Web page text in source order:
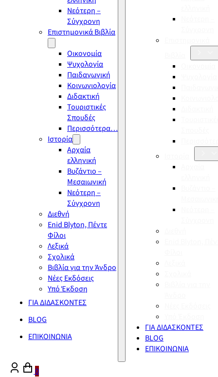
Νεότερη –
Σύγχρονη
Επιστημονικά Βιβλία
Οικονομία
Ψυχολογία
Παιδαγωγική
Κοινωνιολογία
Διδακτική
Τουριστικές
Σπουδές
Περισσότερα…
Ιστορία
Αρχαία
ελληνική
Βυζάντιο –
Μεσαιωνική
Νεότερη –
Σύγχρονη
Διεθνή
Enid Blyton, Πέντε
Φίλοι
Λεξικά
Σχολικά
Βιβλία για την Άνδρο
Νέες Εκδόσεις
Υπό Έκδοση
ΓΙΑ ΔΙΔΑΣΚΟΝΤΕΣ
BLOG
ΕΠΙΚΟΙΝΩΝΙΑ
ΓΙΑ ΔΙΔΑΣΚΟΝΤΕΣ
BLOG
ΕΠΙΚΟΙΝΩΝΙΑ
0